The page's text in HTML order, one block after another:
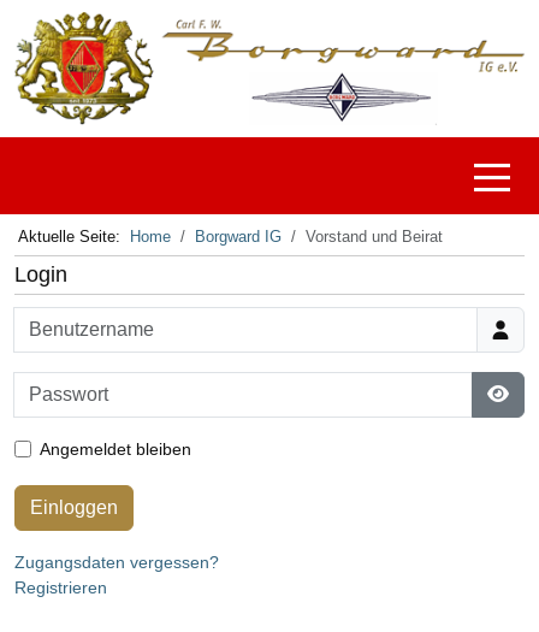
Off-
Aktuelle Seite: Home Borgward IG Vorstand und Beirat
Login
Benutzername
Passwort
Angemeldet bleiben
Einloggen
Zugangsdaten vergessen?
Registrieren